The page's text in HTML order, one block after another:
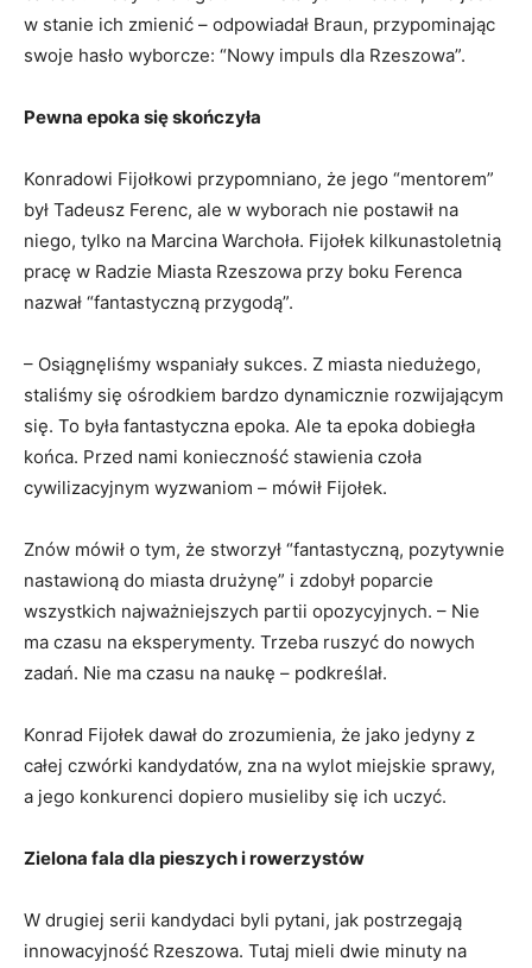
w stanie ich zmienić – odpowiadał Braun, przypominając
swoje hasło wyborcze: “Nowy impuls dla Rzeszowa”.
Pewna epoka się skończyła
Konradowi Fijołkowi przypomniano, że jego “mentorem”
był Tadeusz Ferenc, ale w wyborach nie postawił na
niego, tylko na Marcina Warchoła. Fijołek kilkunastoletnią
pracę w Radzie Miasta Rzeszowa przy boku Ferenca
nazwał “fantastyczną przygodą”.
– Osiągnęliśmy wspaniały sukces. Z miasta niedużego,
staliśmy się ośrodkiem bardzo dynamicznie rozwijającym
się. To była fantastyczna epoka. Ale ta epoka dobiegła
końca. Przed nami konieczność stawienia czoła
cywilizacyjnym wyzwaniom – mówił Fijołek.
Znów mówił o tym, że stworzył “fantastyczną, pozytywnie
nastawioną do miasta drużynę” i zdobył poparcie
wszystkich najważniejszych partii opozycyjnych. – Nie
ma czasu na eksperymenty. Trzeba ruszyć do nowych
zadań. Nie ma czasu na naukę – podkreślał.
Konrad Fijołek dawał do zrozumienia, że jako jedyny z
całej czwórki kandydatów, zna na wylot miejskie sprawy,
a jego konkurenci dopiero musieliby się ich uczyć.
Zielona fala dla pieszych i rowerzystów
W drugiej serii kandydaci byli pytani, jak postrzegają
innowacyjność Rzeszowa. Tutaj mieli dwie minuty na